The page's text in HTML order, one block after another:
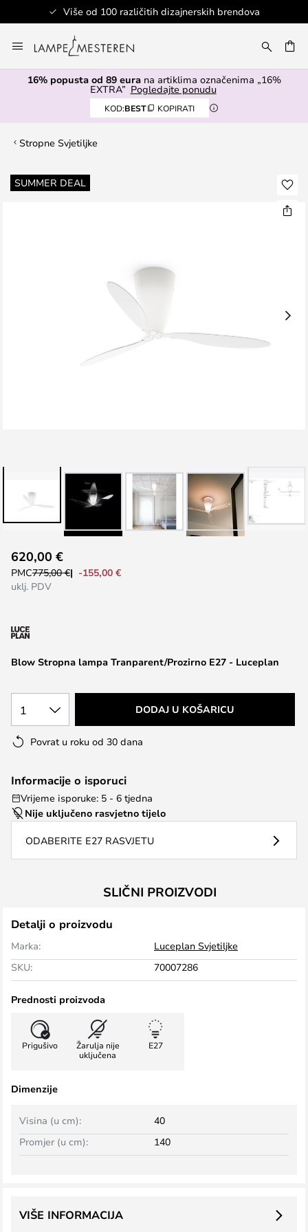
Više od 100 različitih dizajnerskih brendova
to
Content
16% popusta od 89 eurana artiklima označenima „16%
EXTRA” Pogledajte ponudu
KOD:BEST KOPIRATI
Stropne Svjetiljke
SUMMER DEAL
Skip
to
to
the
beginning
the
gallery
Blow Stropna lampa Tranparent/Prozirno E27 - Luceplan
620,00 €
PMC775,00 €
-155,00 €
uklj. PDV
1 DODAJ U KOŠARICU
Povrat u roku od 30 dana
Informacije o isporuci
Vrijeme isporuke: 5 - 6 tjedna
Nije uključeno rasvjetno tijelo
ODABERITE E27 RASVJETU
SLIČNI PROIZVODI
Detalji o proizvodu
Marka:
Luceplan Svjetiljke
SKU:
70007286
Prednosti proizvoda
Prigušivo
Žarulja nije
uključena
E27
Dimenzije
Visina (u cm):
40
Promjer (u cm):
140
VIŠE INFORMACIJA